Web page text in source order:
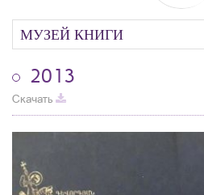
МУЗЕЙ КНИГИ
2013
Скачать